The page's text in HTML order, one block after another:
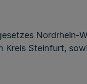
Nordrhein-
Kreis Steinfurt,